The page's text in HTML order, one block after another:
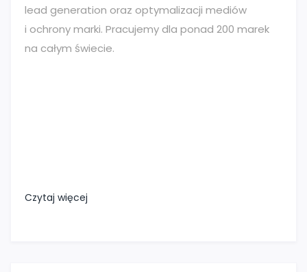
lead generation oraz optymalizacji mediów
i ochrony marki. Pracujemy dla ponad 200 marek
na całym świecie.
Czytaj więcej